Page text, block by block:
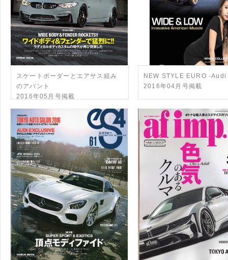
スケートボーダーとエアサス組み
のアバント
2016年05月号掲載
NEW STYLE EURO -Audi
2016年04月号掲載